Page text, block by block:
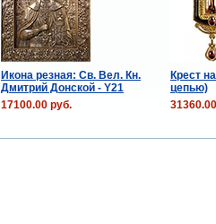
Икона резная: Св. Вел. Кн.
Дмитрий Донской - Y21
Крест
цепью)
17100.00 руб.